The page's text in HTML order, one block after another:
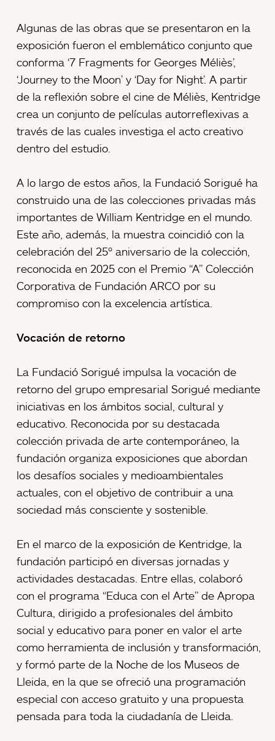
Algunas de las obras que se presentaron en la
exposición fueron el emblemático conjunto que
conforma ‘7 Fragments for Georges Méliès’,
‘Journey to the Moon’ y ‘Day for Night’. A partir
de la reflexión sobre el cine de Méliès, Kentridge
crea un conjunto de películas autorreflexivas a
través de las cuales investiga el acto creativo
dentro del estudio.
A lo largo de estos años, la Fundació Sorigué ha
construido una de las colecciones privadas más
importantes de William Kentridge en el mundo.
Este año, además, la muestra coincidió con la
celebración del 25º aniversario de la colección,
reconocida en 2025 con el Premio “A” Colección
Corporativa de Fundación ARCO por su
compromiso con la excelencia artística.
Vocación de retorno
La Fundació Sorigué impulsa la vocación de
retorno del grupo empresarial Sorigué mediante
iniciativas en los ámbitos social, cultural y
educativo. Reconocida por su destacada
colección privada de arte contemporáneo, la
fundación organiza exposiciones que abordan
los desafíos sociales y medioambientales
actuales, con el objetivo de contribuir a una
sociedad más consciente y sostenible.
En el marco de la exposición de Kentridge, la
fundación participó en diversas jornadas y
actividades destacadas. Entre ellas, colaboró
con el programa “Educa con el Arte” de Apropa
Cultura, dirigido a profesionales del ámbito
social y educativo para poner en valor el arte
como herramienta de inclusión y transformación,
y formó parte de la Noche de los Museos de
Lleida, en la que se ofreció una programación
especial con acceso gratuito y una propuesta
pensada para toda la ciudadanía de Lleida.